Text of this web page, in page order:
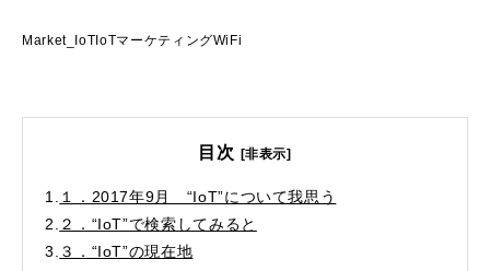
Market_IoT IoTマーケティングWiFi
目次 [非表示]
1. １．2017年9月 “IoT”について我思う
2. ２．“IoT”で検索してみると
3. ３．“IoT”の現在地